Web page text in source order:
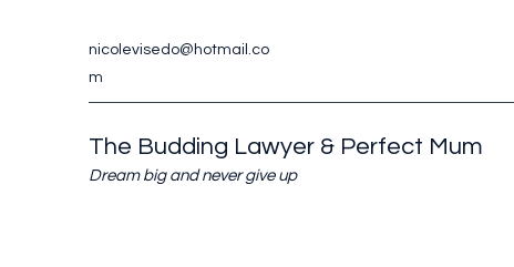
nicolevisedo@hotmail.co
m
The Budding Lawyer & Perfect Mum
Dream big and never give up